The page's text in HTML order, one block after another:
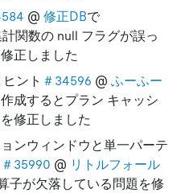
@ 修正DBで
関数の null フラグが誤っ
正しました
ヒント ＃34596 @ ふーふー
成するとプラン キャッシ
修正しました
ンウィンドウと単一パーテ
＃35990 @ リトルフォール
子が欠落している問題を修